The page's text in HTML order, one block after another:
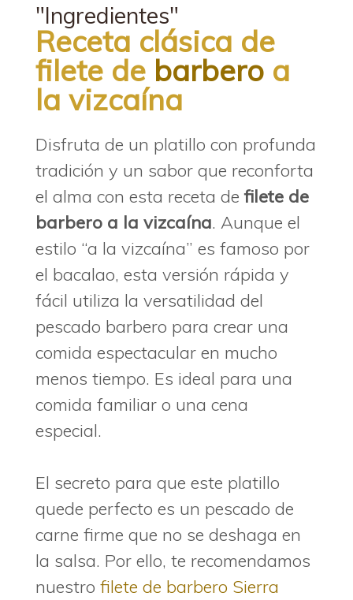
"Ingredientes"
Receta clásica de
filete de barbero a
la vizcaína
Disfruta de un platillo con profunda
tradición y un sabor que reconforta
el alma con esta receta defilete de
barbero a la vizcaína. Aunque el
estilo “a la vizcaína” es famoso por
el bacalao, esta versión rápida y
fácil utiliza la versatilidad del
pescado barbero para crear una
comida espectacular en mucho
menos tiempo. Es ideal para una
comida familiar o una cena
especial.
El secreto para que este platillo
quede perfecto es un pescado de
carne firme que no se deshaga en
la salsa. Por ello, te recomendamos
nuestro filete de barbero Sierra